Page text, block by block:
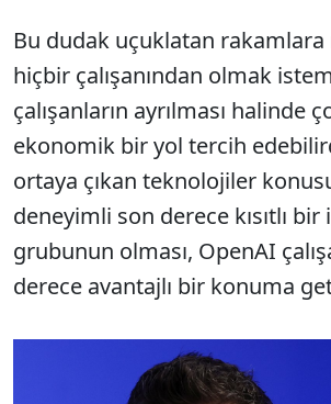
Bu dudak uçuklatan
hiçbir çalışanından olmak
çalışanların ayrılması halinde
ekonomik bir yol tercih
ortaya çıkan teknolojiler
deneyimli son derece kısıtlı bir
grubunun olması, OpenAI
derece avantajlı bir konuma